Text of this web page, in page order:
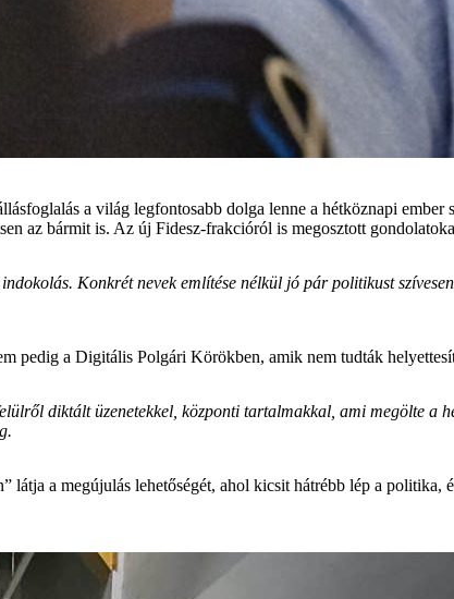
a világ legfontosabb dolga lenne a hétköznapi
az bármit is. Az új Fidesz-frakcióról is megosztott
Konkrét nevek említése nélkül jó pár politikust
pedig a Digitális Polgári Körökben, amik nem tudták
diktált üzenetekkel, központi tartalmakkal, ami megölte a
a megújulás lehetőségét, ahol kicsit hátrébb lép a politika,